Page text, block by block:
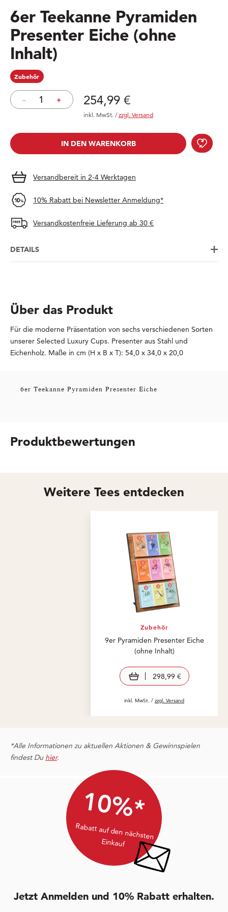
6er Teekanne Pyramiden
Presenter Eiche (ohne
Inhalt)
Zubehör
– + Preis: 254,99 €
254,99 €
inkl. MwSt. /zzgl. Versand
IN DEN WARENKORB
6er
Versandbereit in 2-4 Werktagen
10% Rabatt bei Newsletter Anmeldung*
Versandkostenfreie Lieferung ab 30 €
DETAILS
Über das Produkt
Für die moderne Präsentation von sechs verschiedenen Sorten
unserer Selected Luxury Cups. Presenter aus Stahl und
Eichenholz. Maße in cm (H x B x T): 54,0 x 34,0 x 20,0
6er Teekanne Pyramiden Presenter Eiche
Produktbewertungen
Weitere Tees entdecken
Zubehör
9er Pyramiden Presenter Eiche
(ohne Inhalt)
In den Warenkorb
298,99 €
inkl. MwSt. / zzgl. Versand
*Alle Informationen zu aktuellen Aktionen & Gewinnspielen
findest Du hier.
10%*
Rabatt auf den nächsten
Einkauf
Jetzt Anmelden und 10% Rabatt erhalten.